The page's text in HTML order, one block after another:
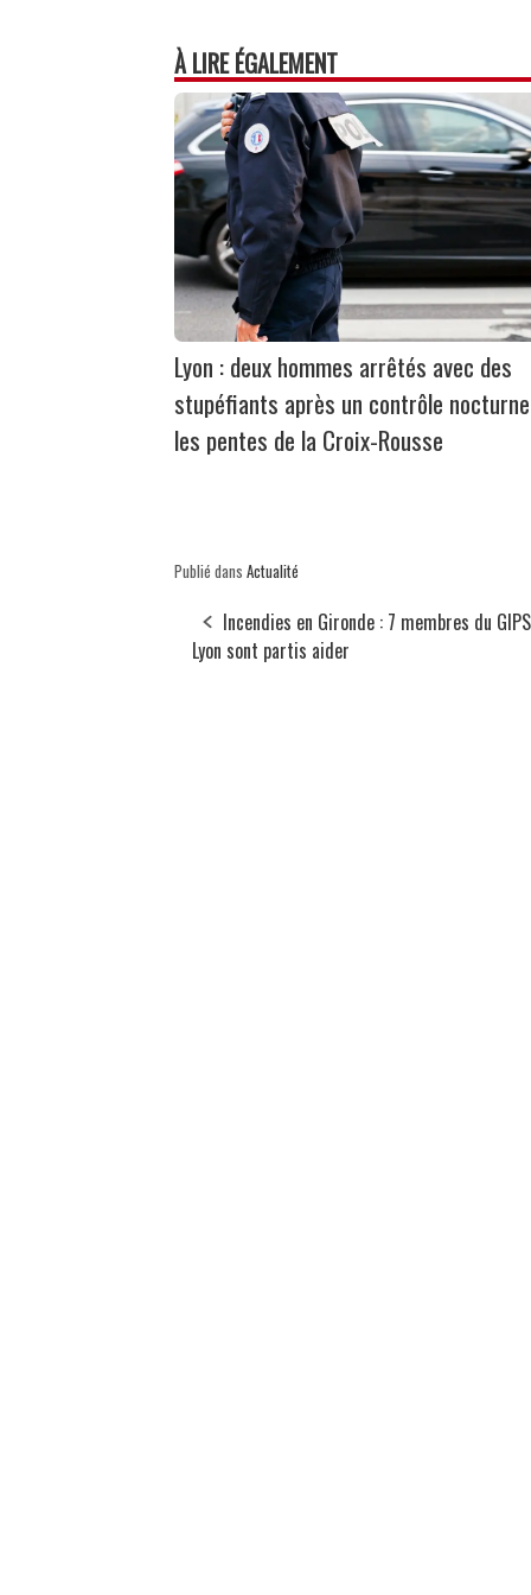
À LIRE ÉGALEMENT
Lyon : deux hommes arrêtés avec des
stupéfiants après un contrôle
les pentes de la Croix-Rousse
Publié dans Actualité
Incendies en Gironde : 7 membres du
Lyon sont partis aider